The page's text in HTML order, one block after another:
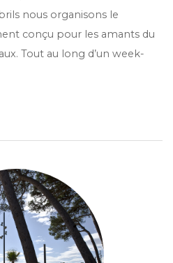
nous organisons le
conçu pour les amants du
Tout au long d’un week-